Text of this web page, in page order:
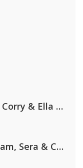
Nathan Dawe, Joel Corry & Ella Henderson
Kris Kross Amsterdam, Sera & Conor Maynard